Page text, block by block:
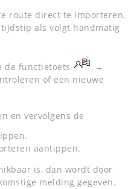
route direct te importeren,
als volgt handmatig
de functietoets
→
of een nieuwe
en vervolgens de
aantippen.
is, dan wordt door
melding gegeven.